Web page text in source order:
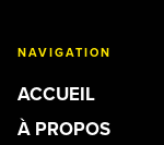
NAVIGATION
ACCUEIL
À PROPOS